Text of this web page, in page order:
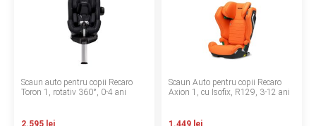
CAMERA COPILULUI
JUCARII
Scaun auto pentru copii Recaro
Toron 1, rotativ 360°, 0-4 ani
2.595 lei
Scaun Auto pentru copii Recaro
Axion 1, cu Isofix, R129, 3-12 ani
1.449 lei